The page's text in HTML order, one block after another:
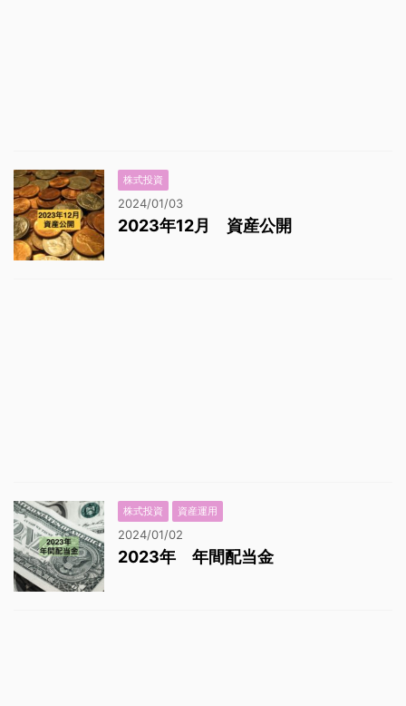
株式投資
2024/01/03
2023年12月 資産公開
株式投資 資産運用
2024/01/02
2023年 年間配当金